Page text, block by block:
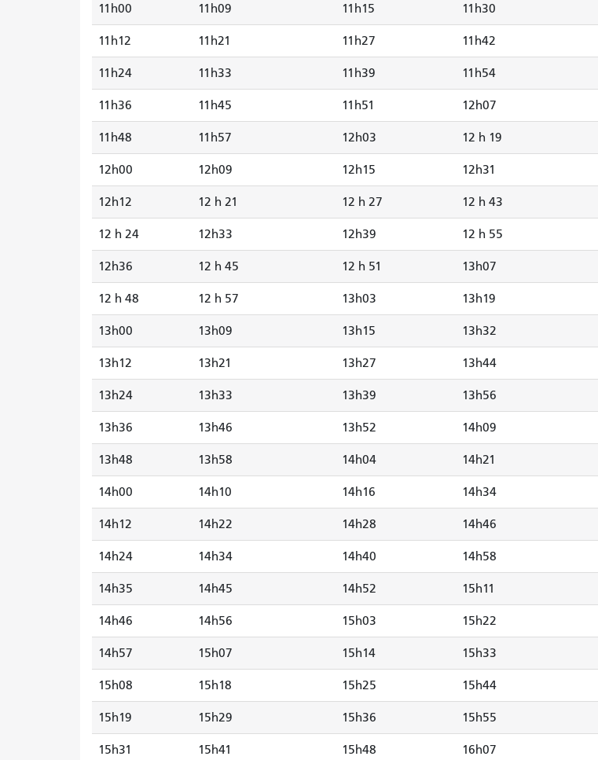
11h00 11h09 11h15 11h30
11h12 11h21 11h27 11h42
11h24 11h33 11h39 11h54
11h36 11h45 11h51 12h07
11h48 11h57 12h03 12 h 19
12h00 12h09 12h15 12h31
12h12 12 h 21 12 h 27 12 h 43
12 h 24 12h33 12h39 12 h 55
12h36 12 h 45 12 h 51 13h07
12 h 48 12 h 57 13h03 13h19
13h00 13h09 13h15 13h32
13h12 13h21 13h27 13h44
13h24 13h33 13h39 13h56
13h36 13h46 13h52 14h09
13h48 13h58 14h04 14h21
14h00 14h10 14h16 14h34
14h12 14h22 14h28 14h46
14h24 14h34 14h40 14h58
14h35 14h45 14h52 15h11
14h46 14h56 15h03 15h22
14h57 15h07 15h14 15h33
15h08 15h18 15h25 15h44
15h19 15h29 15h36 15h55
15h31 15h41 15h48 16h07